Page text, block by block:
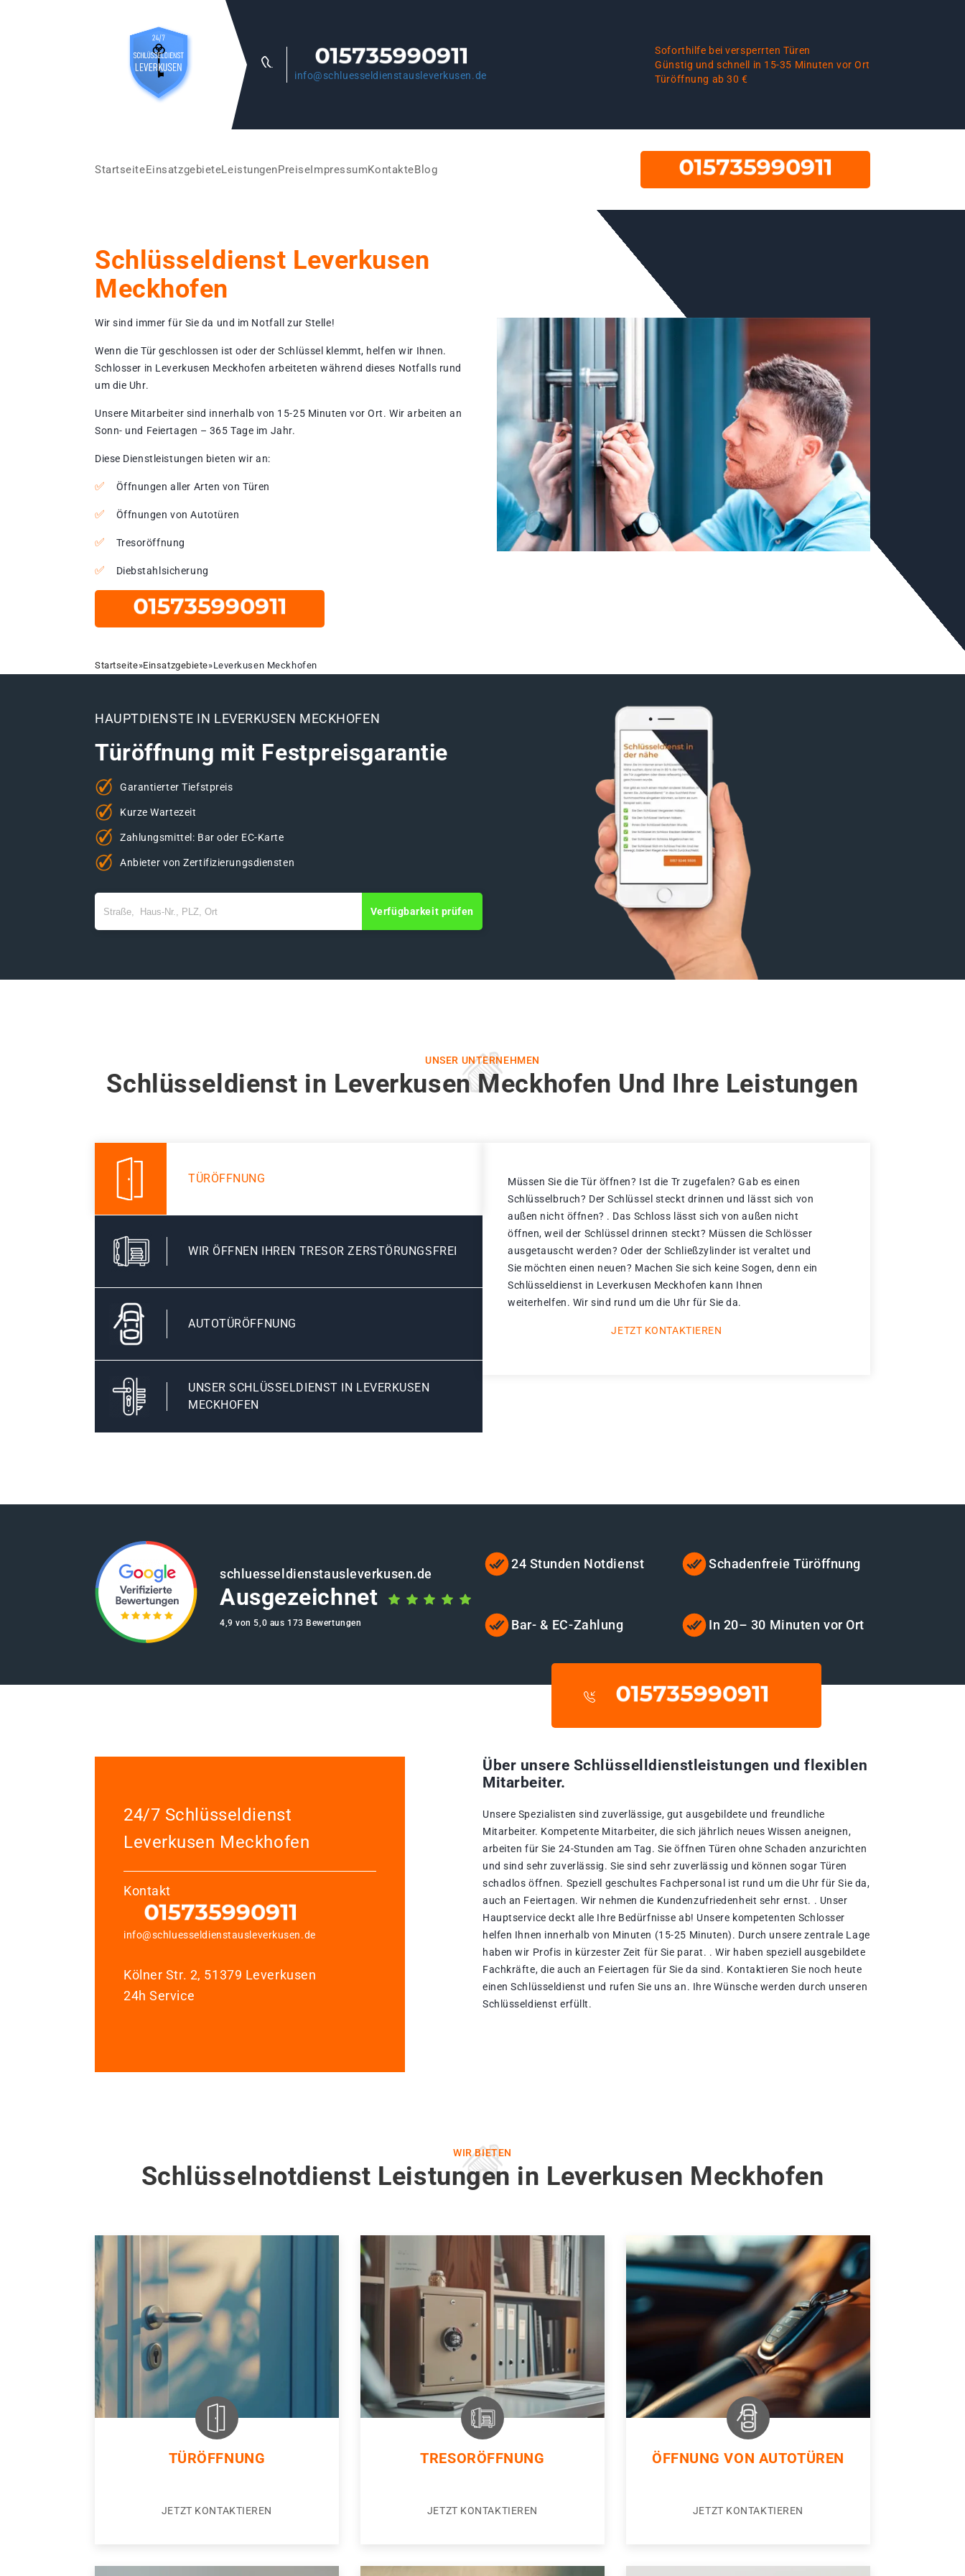
info@schluesseldienstausleverkusen.de
Soforthilfe bei versperrten Türen
Günstig und schnell in 15-35 Minuten vor Ort
Türöffnung ab 30 €
StartseiteEinsatzgebieteLeistungenPreiseImpressumKontakteBlog
Schlüsseldienst Leverkusen
Meckhofen
Wir sind immer für Sie da und im Notfall zur Stelle!
Wenn die Tür geschlossen ist oder der Schlüssel klemmt, helfen wir Ihnen.
Schlosser in Leverkusen Meckhofen arbeiteten während dieses Notfalls rund
um die Uhr.
Unsere Mitarbeiter sind innerhalb von 15-25 Minuten vor Ort. Wir arbeiten an
Sonn- und Feiertagen – 365 Tage im Jahr.
Diese Dienstleistungen bieten wir an:
Öffnungen aller Arten von Türen
Öffnungen von Autotüren
Tresoröffnung
Diebstahlsicherung
Startseite»Einsatzgebiete»Leverkusen Meckhofen
HAUPTDIENSTE IN LEVERKUSEN MECKHOFEN
Türöffnung mit Festpreisgarantie
Garantierter Tiefstpreis
Kurze Wartezeit
Zahlungsmittel: Bar oder EC-Karte
Anbieter von Zertifizierungsdiensten
Verfügbarkeit prüfen
UNSER UNTERNEHMEN
Schlüsseldienst in Leverkusen Meckhofen Und Ihre Leistungen
TÜRÖFFNUNG
WIR ÖFFNEN IHREN TRESOR ZERSTÖRUNGSFREI
AUTOTÜRÖFFNUNG
UNSER SCHLÜSSELDIENST IN LEVERKUSEN
MECKHOFEN
Müssen Sie die Tür öffnen? Ist die Tr zugefalen? Gab es einen
Schlüsselbruch? Der Schlüssel steckt drinnen und lässt sich von
außen nicht öffnen? . Das Schloss lässt sich von außen nicht
öffnen, weil der Schlüssel drinnen steckt? Müssen die Schlösser
ausgetauscht werden? Oder der Schließzylinder ist veraltet und
Sie möchten einen neuen? Machen Sie sich keine Sogen, denn ein
Schlüsseldienst in Leverkusen Meckhofen kann Ihnen
weiterhelfen. Wir sind rund um die Uhr für Sie da.
JETZT KONTAKTIEREN
schluesseldienstausleverkusen.de
Ausgezeichnet
4,9 von 5,0 aus 173 Bewertungen
24 Stunden Notdienst Schadenfreie Türöffnung
Bar- & EC-Zahlung In 20– 30 Minuten vor Ort
24/7 Schlüsseldienst
Leverkusen Meckhofen
Kontakt
info@schluesseldienstausleverkusen.de
Kölner Str. 2, 51379 Leverkusen
24h Service
Über unsere Schlüsselldienstleistungen und flexiblen
Mitarbeiter.
Unsere Spezialisten sind zuverlässige, gut ausgebildete und freundliche
Mitarbeiter. Kompetente Mitarbeiter, die sich jährlich neues Wissen aneignen,
arbeiten für Sie 24-Stunden am Tag. Sie öffnen Türen ohne Schaden anzurichten
und sind sehr zuverlässig. Sie sind sehr zuverlässig und können sogar Türen
schadlos öffnen. Speziell geschultes Fachpersonal ist rund um die Uhr für Sie da,
auch an Feiertagen. Wir nehmen die Kundenzufriedenheit sehr ernst. . Unser
Hauptservice deckt alle Ihre Bedürfnisse ab! Unsere kompetenten Schlosser
helfen Ihnen innerhalb von Minuten (15-25 Minuten). Durch unsere zentrale Lage
haben wir Profis in kürzester Zeit für Sie parat. . Wir haben speziell ausgebildete
Fachkräfte, die auch an Feiertagen für Sie da sind. Kontaktieren Sie noch heute
einen Schlüsseldienst und rufen Sie uns an. Ihre Wünsche werden durch unseren
Schlüsseldienst erfüllt.
WIR BIETEN
Schlüsselnotdienst Leistungen in Leverkusen Meckhofen
TÜRÖFFNUNG
JETZT KONTAKTIEREN
TRESORÖFFNUNG
JETZT KONTAKTIEREN
ÖFFNUNG VON AUTOTÜREN
JETZT KONTAKTIEREN